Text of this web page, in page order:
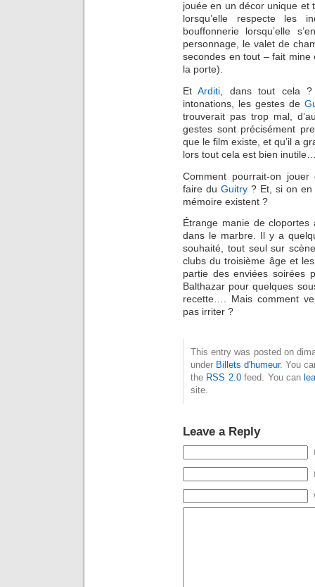
jouée en un décor unique et
lorsqu’elle respecte les
bouffonnerie lorsqu’elle
personnage, le valet de
secondes en tout – fait
la porte).
EtArditi , dans tout cela
intonations, les gestes de
trouverait pas trop mal,
gestes sont précisément
que le film existe, et qu’il a
lors tout cela est bien
Comment pourrait-on
faire duGuitry ? Et, si on
mémoire existent ?
Étrange manie de
dans le marbre. Il y a
souhaité, tout seul sur
clubs du troisième âge et
partie des enviées soirées
Balthazar pour quelques
recette…. Mais comment
pas irriter ?
This entry was posted on
under Billets d'humeur. You
the RSS 2.0feed. You can
site.
Leave a Reply